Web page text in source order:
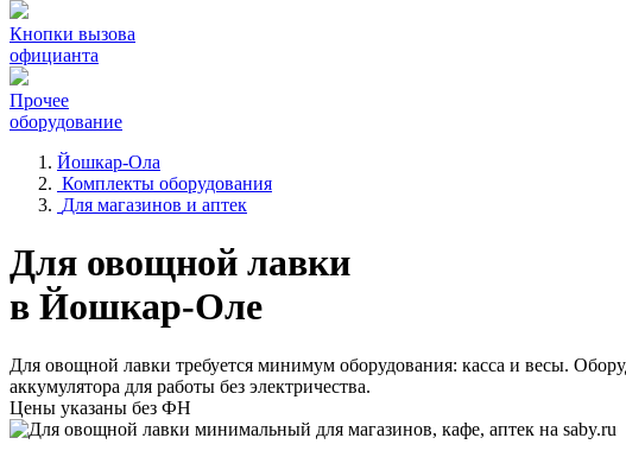
Кнопки вызова
официанта
Прочее
оборудование
Йошкар-Ола
Комплекты оборудования
Для магазинов и аптек
Для овощной лавки
в Йошкар-Оле
Для овощной лавки требуется минимум оборудования: касса и весы.
аккумулятора для работы без электричества.
Цены указаны без ФН